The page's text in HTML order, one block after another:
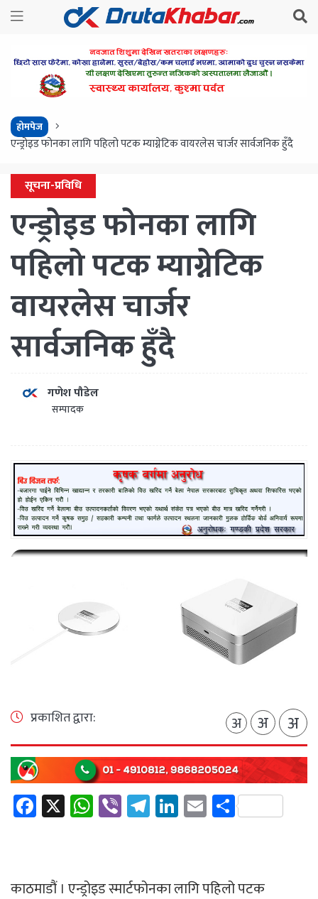
होमपेज
एन्ड्रोइड फोनका लागि पहिलो पटक म्याग्नेटिक वायरलेस चार्जर सार्वजनिक हुँदै
सूचना-प्रविधि
एन्ड्रोइड फोनका लागि
पहिलो पटक म्याग्नेटिक
वायरलेस चार्जर
सार्वजनिक हुँदै
गणेश पौडेल
सम्पादक
प्रकाशित द्वारा: अ अ अ
Facebook
X WhatsApp
ViberTelegram
LinkedIn
EmailShare
काठमाडौं । एन्ड्रोइड स्मार्टफोनका लागि पहिलो पटक